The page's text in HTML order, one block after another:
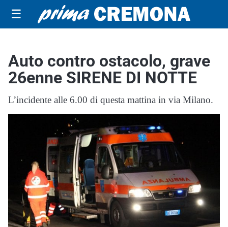
☰
Auto contro ostacolo, grave
26enne SIRENE DI NOTTE
L’incidente alle 6.00 di questa mattina in via Milano.